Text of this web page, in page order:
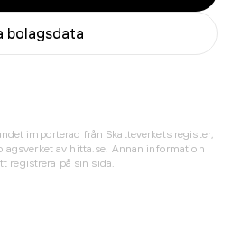
bolagsdata
importerad från Skatteverkets register,
av hitta.se. Annan information
registrera på sin sida.